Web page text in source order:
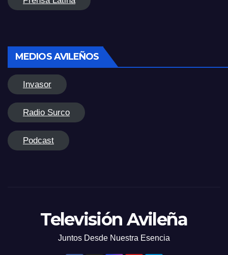
MEDIOS AVILEÑOS
Invasor
Radio Surco
Podcast
Televisión Avileña
Juntos Desde Nuestra Esencia